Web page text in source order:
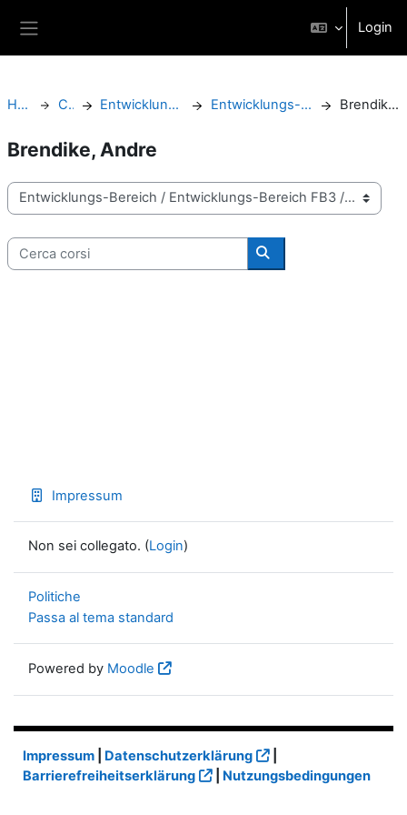
Login
Home Corsi Entwicklungs-Bereich Entwicklungs-Bereich FB3 Brendike, Andre
Brendike, Andre
Categorie di corso
Cerca corsi
Cerca corsi
Impressum
Non sei collegato. (Login)
Politiche
Passa al tema standard
Powered by Moodle
Impressum Datenschutzerklärung
Barrierefreiheitserklärung
Nutzungsbedingungen